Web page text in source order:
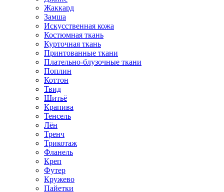
Жаккард
Замша
Искусственная кожа
Костюмная ткань
Курточная ткань
Принтованные ткани
Плательно-блузочные ткани
Поплин
Коттон
Твид
Шитьё
Крапива
Тенсель
Лён
Тренч
Трикотаж
Фланель
Креп
Футер
Кружево
Пайетки